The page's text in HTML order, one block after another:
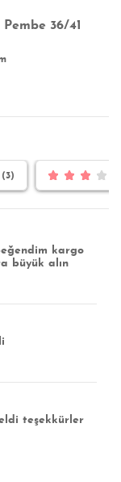
36/41
(3)
kargo
büyük alın
teşekkürler